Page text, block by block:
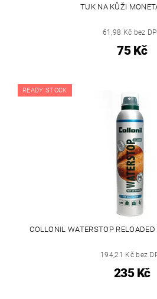
TUK NA KŮŽI
61,98 Kč bez
75 Kč
READY STOCK
COLLONIL WATERSTOP
194,21 Kč bez
235 Kč